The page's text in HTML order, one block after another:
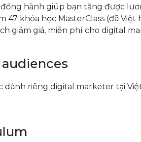
hành giúp bạn tăng được
47 khóa học MasterClass (đã Việt
giảm giá, miễn phí cho digital
dành riêng digital marketer tại